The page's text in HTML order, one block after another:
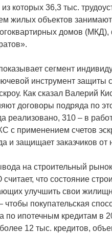
которых 36,3 тыс.
жилых объектов
домов
сегмент
инструмент
Как сказал Валерий
договоры подряда по
реализовано, 310 – в
с применением счетов
и защищает заказчиков
на строительный
что состояние
улучшить свои
покупательская
по ипотечным кредитам в
12 тыс. кредитов,